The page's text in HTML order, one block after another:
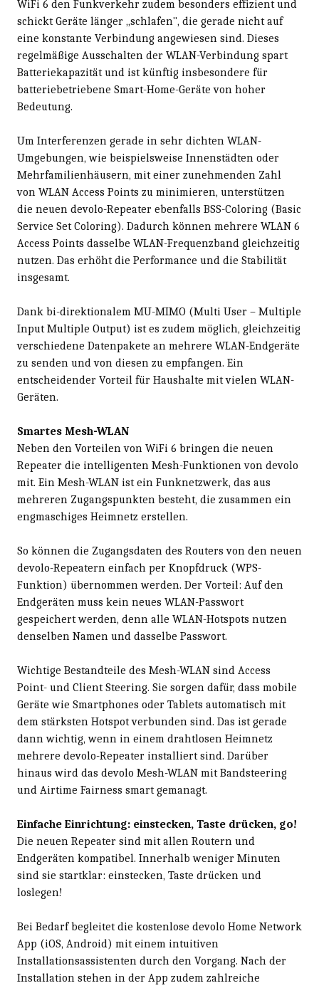
WiFi 6 den Funkverkehr zudem besonders effizient und
schickt Geräte länger „schlafen", die gerade nicht auf
eine konstante Verbindung angewiesen sind. Dieses
regelmäßige Ausschalten der WLAN-Verbindung spart
Batteriekapazität und ist künftig insbesondere für
batteriebetriebene Smart-Home-Geräte von hoher
Bedeutung.
Um Interferenzen gerade in sehr dichten WLAN-
Umgebungen, wie beispielsweise Innenstädten oder
Mehrfamilienhäusern, mit einer zunehmenden Zahl
von WLAN Access Points zu minimieren, unterstützen
die neuen devolo-Repeater ebenfalls BSS-Coloring (Basic
Service Set Coloring). Dadurch können mehrere WLAN 6
Access Points dasselbe WLAN-Frequenzband gleichzeitig
nutzen. Das erhöht die Performance und die Stabilität
insgesamt.
Dank bi-direktionalem MU-MIMO (Multi User – Multiple
Input Multiple Output) ist es zudem möglich, gleichzeitig
verschiedene Datenpakete an mehrere WLAN-Endgeräte
zu senden und von diesen zu empfangen. Ein
entscheidender Vorteil für Haushalte mit vielen WLAN-
Geräten.
Smartes Mesh-WLAN
Neben den Vorteilen von WiFi 6 bringen die neuen
Repeater die intelligenten Mesh-Funktionen von devolo
mit. Ein Mesh-WLAN ist ein Funknetzwerk, das aus
mehreren Zugangspunkten besteht, die zusammen ein
engmaschiges Heimnetz erstellen.
So können die Zugangsdaten des Routers von den neuen
devolo-Repeatern einfach per Knopfdruck (WPS-
Funktion) übernommen werden. Der Vorteil: Auf den
Endgeräten muss kein neues WLAN-Passwort
gespeichert werden, denn alle WLAN-Hotspots nutzen
denselben Namen und dasselbe Passwort.
Wichtige Bestandteile des Mesh-WLAN sind Access
Point- und Client Steering. Sie sorgen dafür, dass mobile
Geräte wie Smartphones oder Tablets automatisch mit
dem stärksten Hotspot verbunden sind. Das ist gerade
dann wichtig, wenn in einem drahtlosen Heimnetz
mehrere devolo-Repeater installiert sind. Darüber
hinaus wird das devolo Mesh-WLAN mit Bandsteering
und Airtime Fairness smart gemanagt.
Einfache Einrichtung: einstecken, Taste drücken, go!
Die neuen Repeater sind mit allen Routern und
Endgeräten kompatibel. Innerhalb weniger Minuten
sind sie startklar: einstecken, Taste drücken und
loslegen!
Bei Bedarf begleitet die kostenlose devolo Home Network
App (iOS, Android) mit einem intuitiven
Installationsassistenten durch den Vorgang. Nach der
Installation stehen in der App zudem zahlreiche